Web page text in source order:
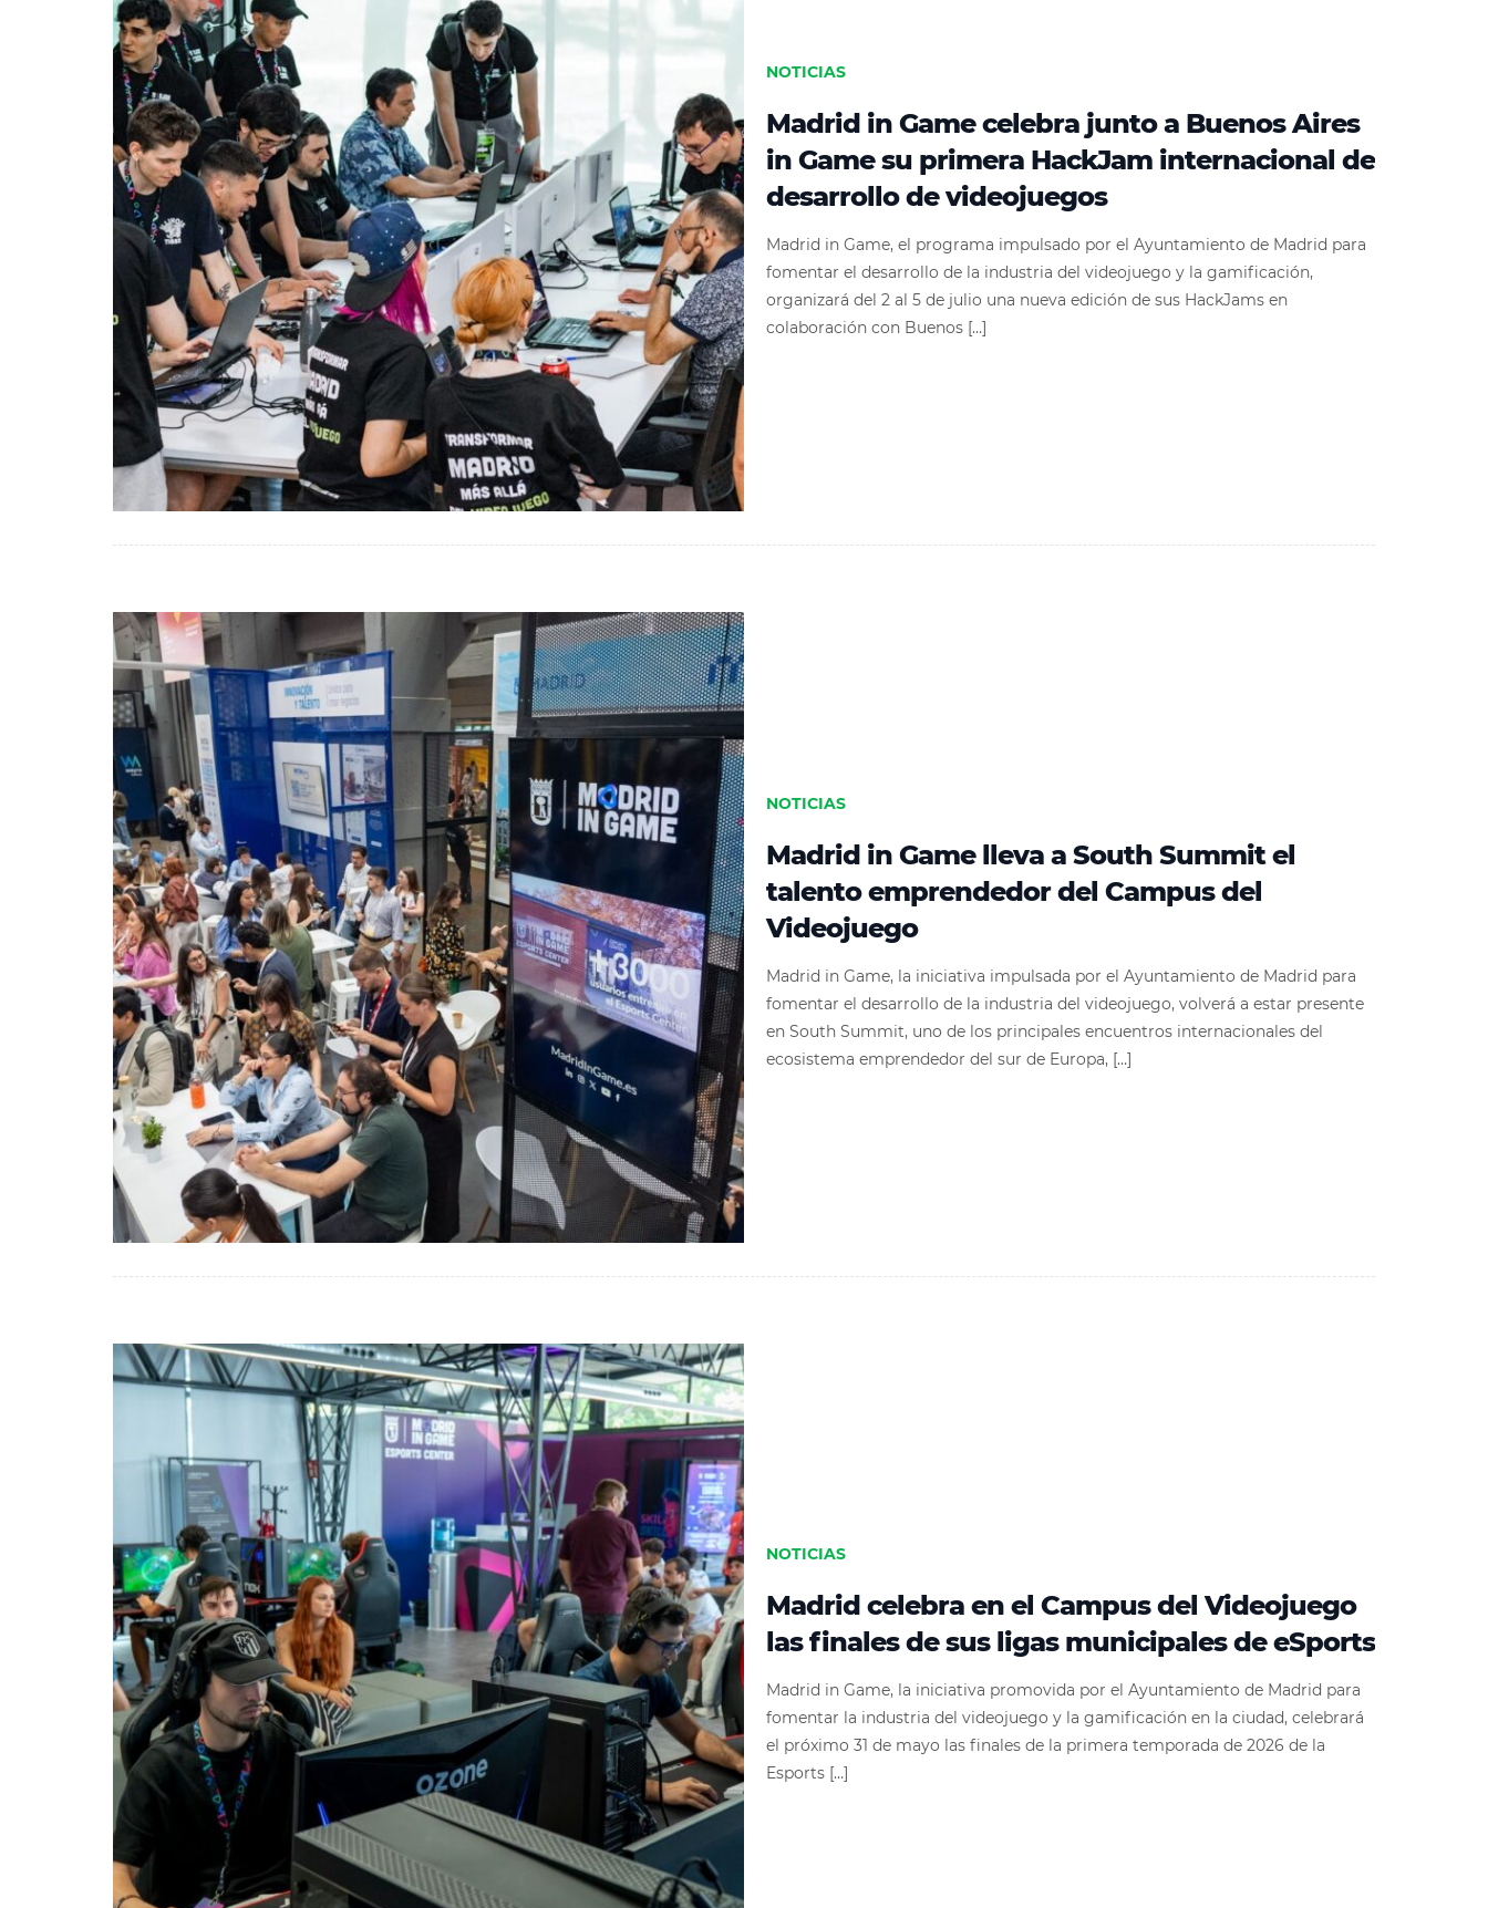
NOTICIAS
Madrid in Game celebra junto a Buenos Aires
in Game su primera HackJam internacional de
desarrollo de videojuegos
Madrid in Game, el programa impulsado por el Ayuntamiento de Madrid para
fomentar el desarrollo de la industria del videojuego y la gamificación,
organizará del 2 al 5 de julio una nueva edición de sus HackJams en
colaboración con Buenos […]
NOTICIAS
Madrid in Game lleva a South Summit el
talento emprendedor del Campus del
Videojuego
Madrid in Game, la iniciativa impulsada por el Ayuntamiento de Madrid para
fomentar el desarrollo de la industria del videojuego, volverá a estar presente
en South Summit, uno de los principales encuentros internacionales del
ecosistema emprendedor del sur de Europa, […]
NOTICIAS
Madrid celebra en el Campus del Videojuego
las finales de sus ligas municipales de eSports
Madrid in Game, la iniciativa promovida por el Ayuntamiento de Madrid para
fomentar la industria del videojuego y la gamificación en la ciudad, celebrará
el próximo 31 de mayo las finales de la primera temporada de 2026 de la
Esports […]